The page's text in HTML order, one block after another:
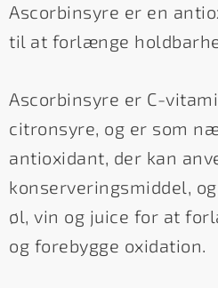
Ascorbinsyre er en
til at forlænge
Ascorbinsyre er C-
citronsyre, og er som
antioxidant, der kan
konserveringsmiddel,
øl, vin og juice for at
og forebygge oxidation.